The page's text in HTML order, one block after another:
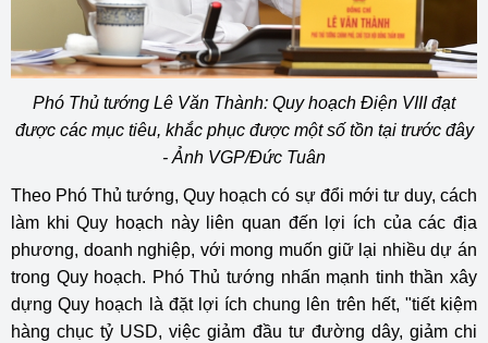
Phó Thủ tướng Lê Văn Thành: Quy hoạch Điện VIII đạt
được các mục tiêu, khắc phục được một số tồn tại trước đây
- Ảnh VGP/Đức Tuân
Theo Phó Thủ tướng, Quy hoạch có sự đổi mới tư duy, cách
làm khi Quy hoạch này liên quan đến lợi ích của các địa
phương, doanh nghiệp, với mong muốn giữ lại nhiều dự án
trong Quy hoạch. Phó Thủ tướng nhấn mạnh tinh thần xây
dựng Quy hoạch là đặt lợi ích chung lên trên hết, "tiết kiệm
hàng chục tỷ USD, việc giảm đầu tư đường dây, giảm chi